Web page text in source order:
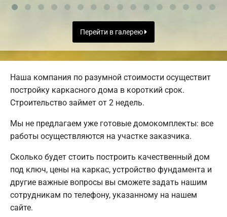
Перейти в галерею
Наша компания по разумной стоимости осуществит
постройку каркасного дома в короткий срок.
Строительство займет от 2 недель.
Мы не предлагаем уже готовые домокомплекты: все
работы осуществляются на участке заказчика.
Сколько будет стоить построить качественный дом
под ключ, цены на каркас, устройство фундамента и
другие важные вопросы вы сможете задать нашим
сотрудникам по телефону, указанному на нашем
сайте.